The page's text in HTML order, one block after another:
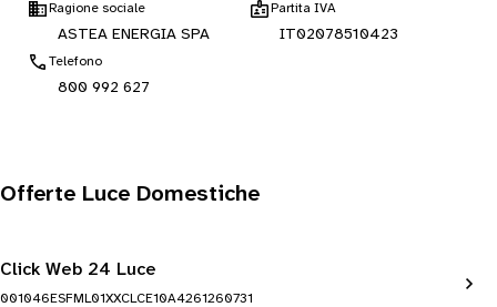
Ragione sociale
ASTEA ENERGIA SPA
Partita IVA
IT02078510423
Telefono
800 992 627
Offerte Luce Domestiche
Click Web 24 Luce
001046ESFML01XXCLCE10A4261260731